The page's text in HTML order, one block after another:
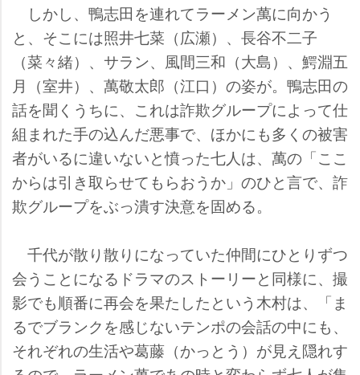
しかし、鴨志田を連れてラーメン萬に向かう
と、そこには照井七菜（広瀬）、長谷不二子
（菜々緒）、サラン、風間三和（大島）、鰐淵五
月（室井）、萬敬太郎（江口）の姿が。鴨志田の
話を聞くうちに、これは詐欺グループによって仕
組まれた手の込んだ悪事で、ほかにも多くの被害
者がいるに違いないと憤った七人は、萬の「ここ
からは引き取らせてもらおうか」のひと言で、詐
欺グループをぶっ潰す決意を固める。
千代が散り散りになっていた仲間にひとりずつ
会うことになるドラマのストーリーと同様に、撮
影でも順番に再会を果たしたという木村は、「ま
るでブランクを感じないテンポの会話の中にも、
それぞれの生活や葛藤（かっとう）が見え隠れす